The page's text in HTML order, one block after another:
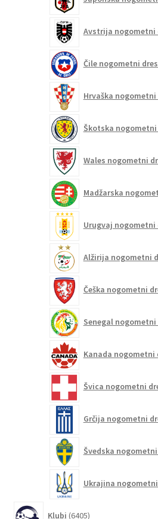
Avstrija nogometni
Čile nogometni
Hrvaška nogometni
Škotska nogometni
Wales nogometni
Madžarska
Urugvaj nogometni
Alžirija nogometni
Češka nogometni
Senegal nogometni
Kanada nogometni
Švica nogometni
Grčija nogometni
Švedska nogometni
Ukrajina nogometni
Klubi 6405